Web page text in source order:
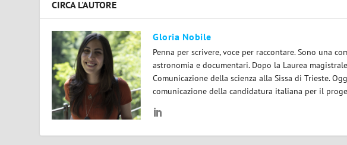
CIRCA L'AUTORE
Gloria Nobile
Penna per scrivere, voce per raccontare. Sono una
astronomia e documentari. Dopo la Laurea
Comunicazione della scienza alla Sissa di Trieste.
comunicazione della candidatura italiana per il